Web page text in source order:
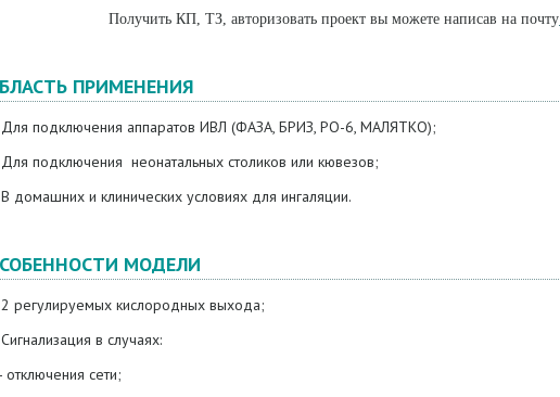
Получить КП, ТЗ, авторизовать проект вы можете написав на почту
ПРИМЕНЕНИЯ
Для подключения аппаратов ИВЛ (ФАЗА, БРИЗ, РО-6, МАЛЯТКО);
Для подключения неонатальных столиков или кювезов;
В домашних и клинических условиях для ингаляции.
МОДЕЛИ
2 регулируемых кислородных выхода;
Сигнализация в случаях:
отключения сети;